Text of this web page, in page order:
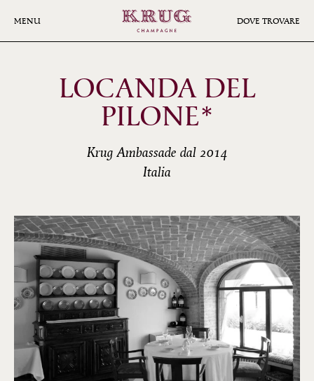
MENU DOVE TROVARE
LOCANDA DEL
PILONE*
Krug Ambassade dal 2014
Italia